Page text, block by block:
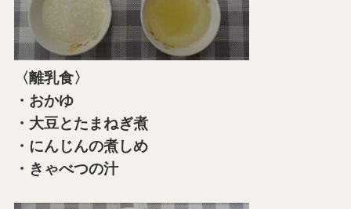
〈離乳食〉
・おかゆ
・大豆とたまねぎ煮
・にんじんの煮しめ
・きゃべつの汁